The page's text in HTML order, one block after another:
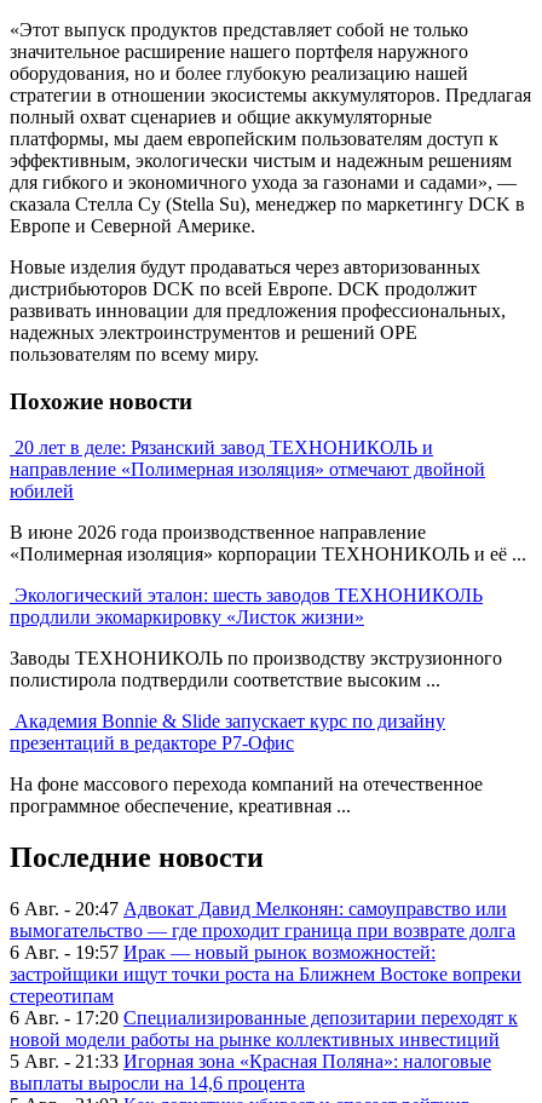
«Этот выпуск продуктов представляет собой не только
значительное расширение нашего портфеля наружного
оборудования, но и более глубокую реализацию нашей
стратегии в отношении экосистемы аккумуляторов. Предлагая
полный охват сценариев и общие аккумуляторные
платформы, мы даем европейским пользователям доступ к
эффективным, экологически чистым и надежным решениям
для гибкого и экономичного ухода за газонами и садами», —
сказала Стелла Су (Stella Su), менеджер по маркетингу DCK в
Европе и Северной Америке.
Новые изделия будут продаваться через авторизованных
дистрибьюторов DCK по всей Европе. DCK продолжит
развивать инновации для предложения профессиональных,
надежных электроинструментов и решений OPE
пользователям по всему миру.
Похожие новости
20 лет в деле: Рязанский завод ТЕХНОНИКОЛЬ и
направление «Полимерная изоляция» отмечают двойной
юбилей
В июне 2026 года производственное направление
«Полимерная изоляция» корпорации ТЕХНОНИКОЛЬ и её ...
Экологический эталон: шесть заводов ТЕХНОНИКОЛЬ
продлили экомаркировку «Листок жизни»
Заводы ТЕХНОНИКОЛЬ по производству экструзионного
полистирола подтвердили соответствие высоким ...
Академия Bonnie & Slide запускает курс по дизайну
презентаций в редакторе Р7-Офис
На фоне массового перехода компаний на отечественное
программное обеспечение, креативная ...
Последние новости
6 Авг. - 20:47 Адвокат Давид Мелконян: самоуправство или
вымогательство — где проходит граница при возврате долга
6 Авг. - 19:57 Ирак — новый рынок возможностей:
застройщики ищут точки роста на Ближнем Востоке вопреки
стереотипам
6 Авг. - 17:20 Специализированные депозитарии переходят к
новой модели работы на рынке коллективных инвестиций
5 Авг. - 21:33 Игорная зона «Красная Поляна»: налоговые
выплаты выросли на 14,6 процента